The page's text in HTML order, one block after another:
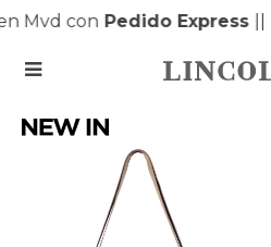
Mvd conPedido Express||
